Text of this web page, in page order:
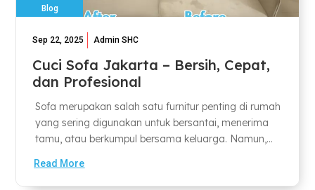
Blog
Sep 22, 2025 Admin SHC
Cuci Sofa Jakarta – Bersih, Cepat,
dan Profesional
Sofa merupakan salah satu furnitur penting di rumah
yang sering digunakan untuk bersantai, menerima
tamu, atau berkumpul bersama keluarga. Namun,...
Read More